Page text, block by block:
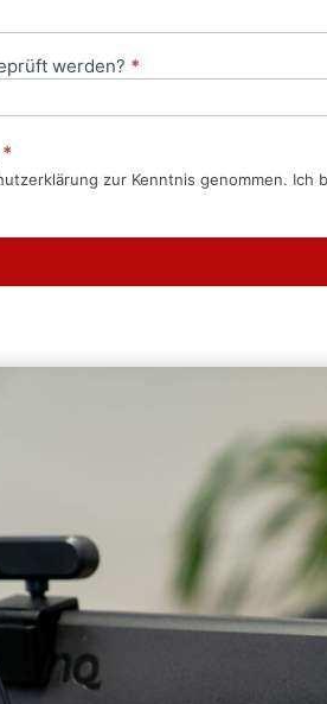
werden? *
*
zur Kenntnis genommen.